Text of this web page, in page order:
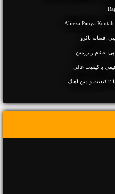
افسانه پاکرو
به نام زیرزمین
با کیفیت عالی